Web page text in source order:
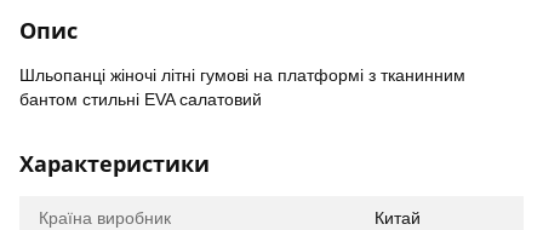
Опис
Шльопанці жіночі літні гумові на платформі з тканинним
бантом стильні EVA салатовий
Характеристики
Країна виробник Китай